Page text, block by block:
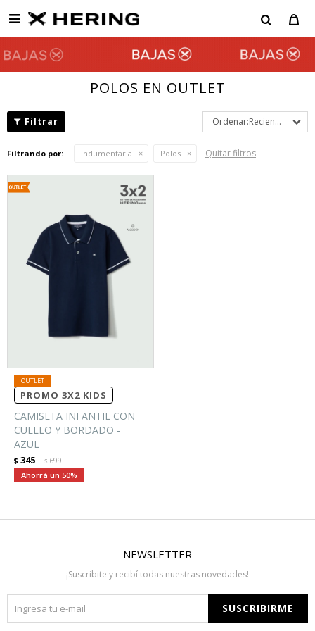

POLOS EN OUTLET
Recientes
Filtrando por: Indumentaria Polos Quitar filtros
PROMO 3X2 KIDS
CAMISETA INFANTIL CON
CUELLO Y BORDADO -
AZUL
$ 345 $699
50
NEWSLETTER
¡Suscribite y recibí todas nuestras novedades!
SUSCRIBIRME